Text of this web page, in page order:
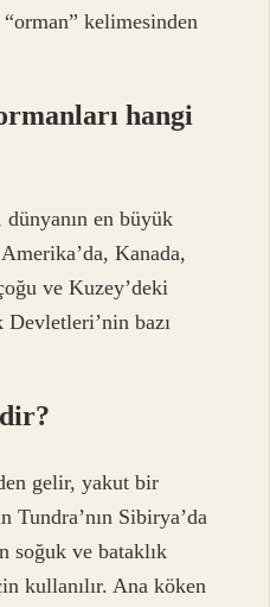
kelimesinden
hangi
en büyük
Kanada,
ve Kuzey’deki
bazı
gelir, yakut bir
Tundra’nın Sibirya’da
soğuk ve bataklık
kullanılır. Ana köken